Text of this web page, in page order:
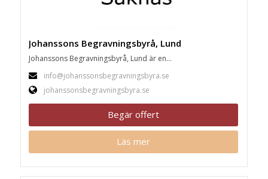
Johanssons Begravningsbyrå, Lund
Johanssons Begravningsbyrå, Lund är en...
info@johanssonsbegravningsbyra.se
johanssonsbegravningsbyra.se
Begär offert
Läs mer